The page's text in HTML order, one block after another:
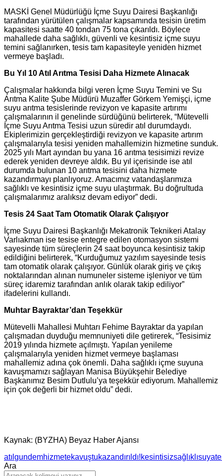
MASKİ Genel Müdürlüğü İçme Suyu Dairesi Başkanlığı
tarafından yürütülen çalışmalar kapsamında tesisin üretim
kapasitesi saatte 40 tondan 75 tona çıkarıldı. Böylece
mahallede daha sağlıklı, güvenli ve kesintisiz içme suyu
temini sağlanırken, tesis tam kapasiteyle yeniden hizmet
vermeye başladı.
Bu Yıl 10 Atıl Arıtma Tesisi Daha Hizmete Alınacak
Çalışmalar hakkında bilgi veren İçme Suyu Temini ve Su
Arıtma Kalite Şube Müdürü Muzaffer Görkem Yemişçi, içme
suyu arıtma tesislerinde revizyon ve kapasite artırımı
çalışmalarının il genelinde sürdüğünü belirterek, “Mütevelli
İçme Suyu Arıtma Tesisi uzun süredir atıl durumdaydı.
Ekiplerimizin gerçekleştirdiği revizyon ve kapasite artırım
çalışmalarıyla tesisi yeniden mahallemizin hizmetine sunduk.
2025 yılı Mart ayından bu yana 16 arıtma tesisimizi revize
ederek yeniden devreye aldık. Bu yıl içerisinde ise atıl
durumda bulunan 10 arıtma tesisini daha hizmete
kazandırmayı planlıyoruz. Amacımız vatandaşlarımıza
sağlıklı ve kesintisiz içme suyu ulaştırmak. Bu doğrultuda
çalışmalarımız aralıksız devam ediyor” dedi.
Tesis 24 Saat Tam Otomatik Olarak Çalışıyor
İçme Suyu Dairesi Başkanlığı Mekatronik Teknikeri Atalay
Varlıakman ise tesise entegre edilen otomasyon sistemi
sayesinde tüm süreçlerin 24 saat boyunca kesintisiz takip
edildiğini belirterek, “Kurduğumuz yazılım sayesinde tesis
tam otomatik olarak çalışıyor. Günlük olarak giriş ve çıkış
noktalarından alınan numuneler sisteme işleniyor ve tüm
süreç idaremiz tarafından anlık olarak takip ediliyor”
ifadelerini kullandı.
Muhtar Bayraktar’dan Teşekkür
Mütevelli Mahallesi Muhtarı Fehime Bayraktar da yapılan
çalışmadan duyduğu memnuniyeti dile getirerek, “Tesisimiz
2019 yılında hizmete açılmıştı. Yapılan yenileme
çalışmalarıyla yeniden hizmet vermeye başlaması
mahallemiz adına çok önemli. Daha sağlıklı içme suyuna
kavuşmamızı sağlayan Manisa Büyükşehir Belediye
Başkanımız Besim Dutlulu’ya teşekkür ediyorum. Mahallemiz
için çok değerli bir hizmet oldu” dedi.
Kaynak: (BYZHA) Beyaz Haber Ajansı
atıl gundemhizmetekavuştukazandırıldı!kesintisizsağlıklısuya
Ara